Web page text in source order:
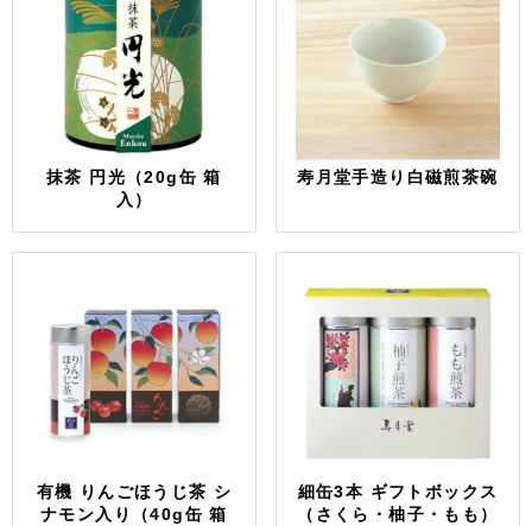
抹茶 円光（20g缶 箱
入）
寿月堂手造り白磁煎茶碗
有機 りんごほうじ茶 シ
ナモン入り（40g缶 箱
細缶3本 ギフトボックス
（さくら・柚子・もも）